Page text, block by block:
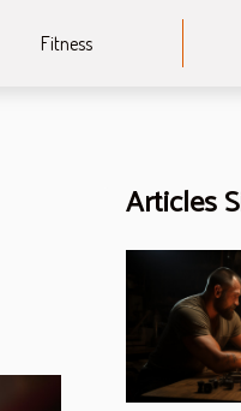
Fitness
Articles